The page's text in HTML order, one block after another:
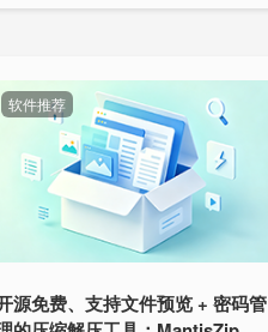
软件推荐
源免费、支持文件预览 + 密码管